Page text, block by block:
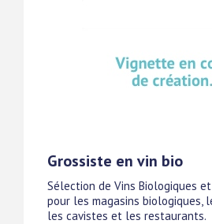
Grossiste en vin bio
Sélection de Vins Biologiques
pour les magasins biologiques,
les cavistes et les restaurants.